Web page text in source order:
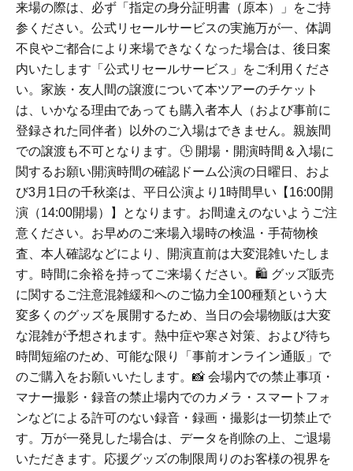
来場の際は、必ず「指定の身分証明書（原本）」をご持
参ください。公式リセールサービスの実施万が一、体調
不良やご都合により来場できなくなった場合は、後日案
内いたします「公式リセールサービス」をご利用くださ
い。家族・友人間の譲渡について本ツアーのチケット
は、いかなる理由であっても購入者本人（および事前に
登録された同伴者）以外のご入場はできません。親族間
での譲渡も不可となります。🕒 開場・開演時間＆入場に
関するお願い開演時間の確認ドーム公演の日曜日、およ
び3月1日の千秋楽は、平日公演より1時間早い【16:00開
演（14:00開場）】となります。お間違えのないようご注
意ください。お早めのご来場入場時の検温・手荷物検
査、本人確認などにより、開演直前は大変混雑いたしま
す。時間に余裕を持ってご来場ください。🛍️ グッズ販売
に関するご注意混雑緩和へのご協力全100種類という大
変多くのグッズを展開するため、当日の会場物販は大変
な混雑が予想されます。熱中症や寒さ対策、および待ち
時間短縮のため、可能な限り「事前オンライン通販」で
のご購入をお願いいたします。📸 会場内での禁止事項・
マナー撮影・録音の禁止場内でのカメラ・スマートフォ
ンなどによる許可のない録音・録画・撮影は一切禁止で
す。万が一発見した場合は、データを削除の上、ご退場
いただきます。応援グッズの制限周りのお客様の視界を